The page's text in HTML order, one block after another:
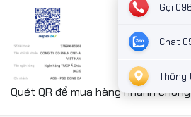
Quét QR để mua hàng nhanh
Gọi
Chat
Thông